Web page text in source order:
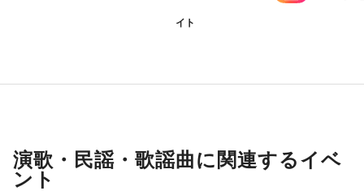
イト
演歌・民謡・歌謡曲に関連するイベ
ント